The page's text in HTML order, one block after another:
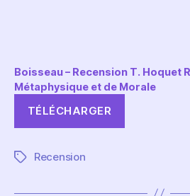
Boisseau – Recension T. Hoquet
Métaphysique et de Morale
TÉLÉCHARGER
Étiquettes
Recension